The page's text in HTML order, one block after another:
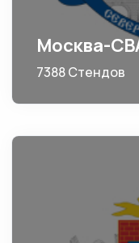
Москва-
7388 Стендов